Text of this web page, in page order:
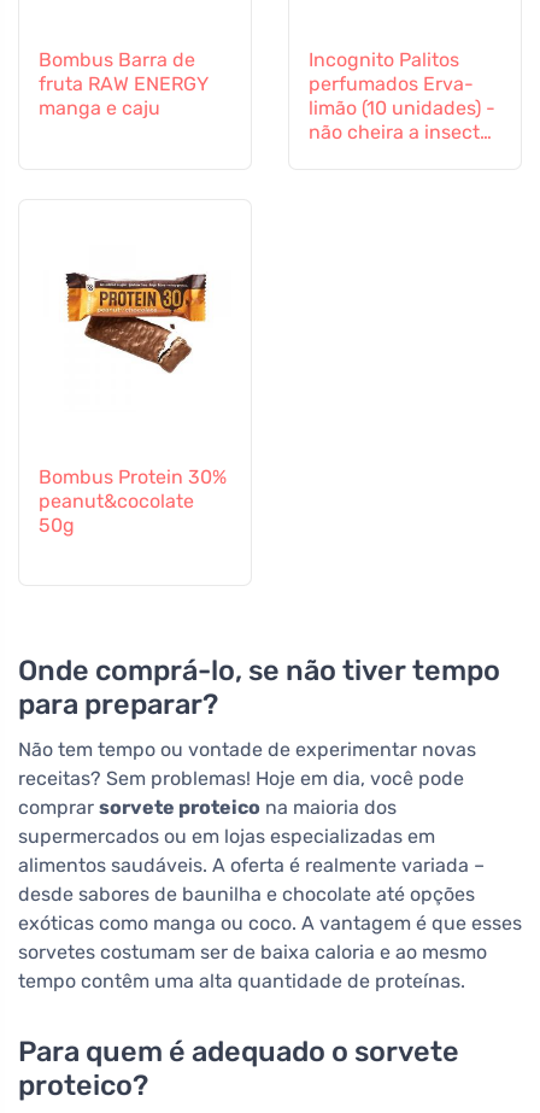
Bombus Barra de
fruta RAW ENERGY
manga e caju
Incognito Palitos
perfumados Erva-
limão (10 unidades) -
não cheira a insectos
Bombus Protein 30%
peanut&cocolate
50g
Onde comprá-lo, se não tiver tempo
para preparar?
Não tem tempo ou vontade de experimentar novas
receitas? Sem problemas! Hoje em dia, você pode
comprar sorvete proteico na maioria dos
supermercados ou em lojas especializadas em
alimentos saudáveis. A oferta é realmente variada –
desde sabores de baunilha e chocolate até opções
exóticas como manga ou coco. A vantagem é que esses
sorvetes costumam ser de baixa caloria e ao mesmo
tempo contêm uma alta quantidade de proteínas.
Para quem é adequado o sorvete
proteico?